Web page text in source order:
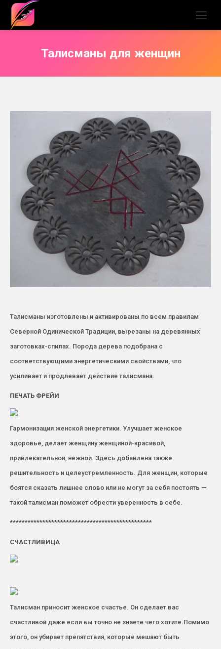
Талисманы для женщин
Талисманы изготовлены и активированы по всем правилам
Северной Одинической Традиции, вырезаны на деревянных
заготовках-спилах. Порода дерева подобрана с
соответствующими энергетическими свойствами, что
усиливает и продлевает действие талисмана.
ПЕЧАТЬ ФРЕЙИ
Гармонизация женской энергетики. Улучшает женское
здоровье, делает женщину женщиной-красивой,
привлекательной, нежной. Здесь добавлена также
решительность и целеустремленность. Для женщин, которые
боятся сказать лишнее слово или не могут за себя постоять —
такой талисман поможет обрести уверенность в себе.
************************************************
СЧАСТЛИВИЦА
Талисман приносит женское счастье. Он сделает вас
счастливой даже если вы точно не знаете чего хотите.Помимо
этого, он убирает препятствия, которые мешают быть